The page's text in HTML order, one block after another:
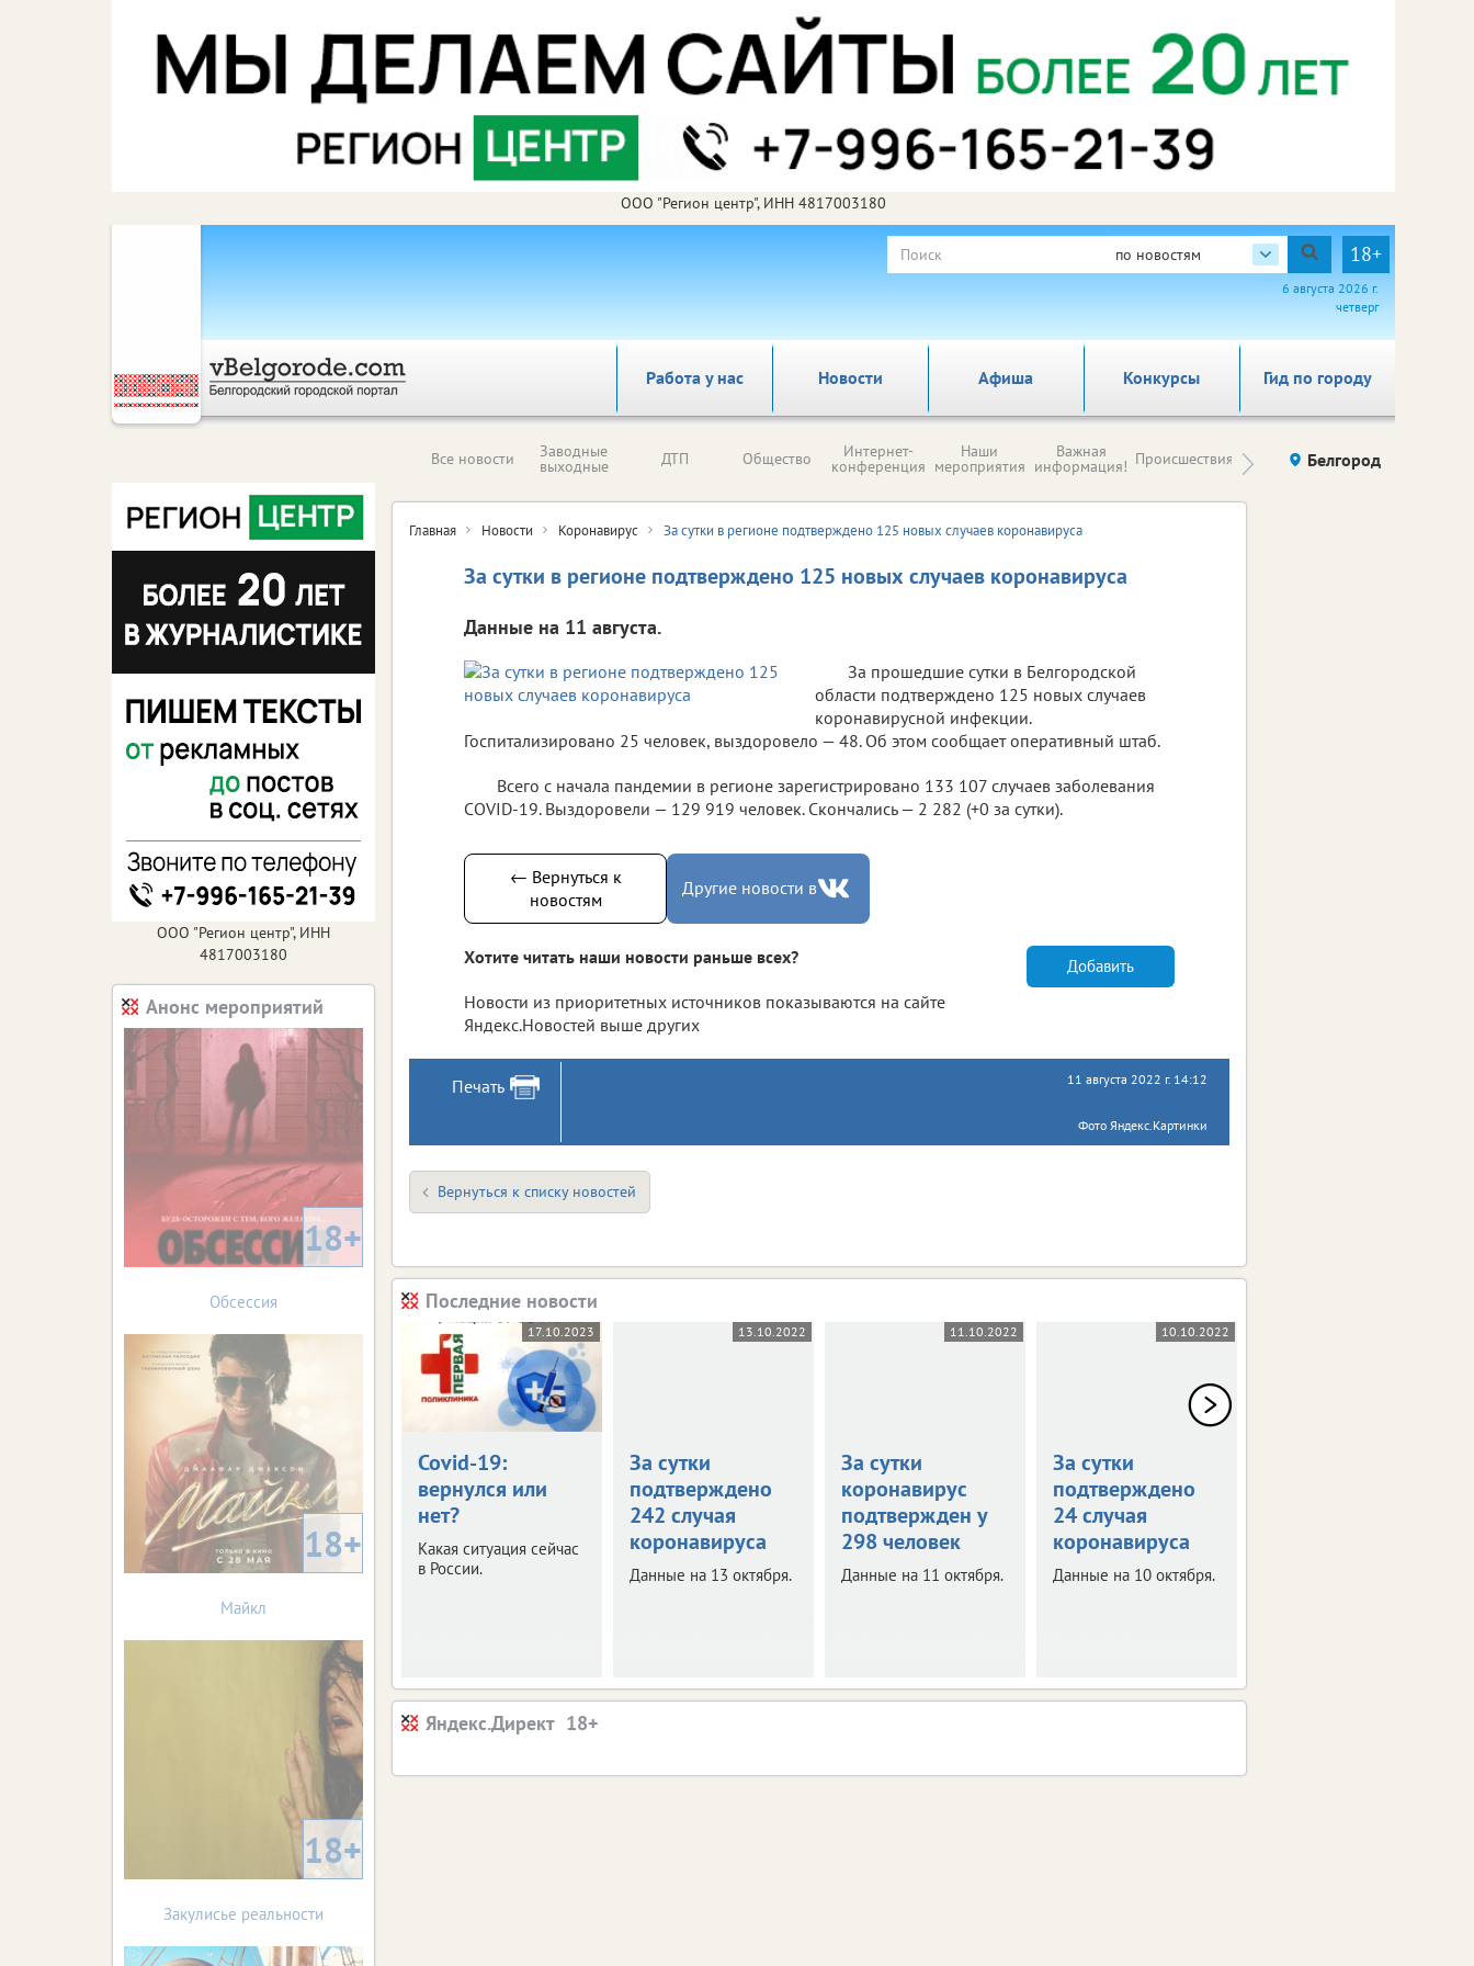
ООО "Регион центр", ИНН 4817003180
по новостям 18+
6 августа 2026 г.
четверг
Работа у нас Новости Афиша Гид по городу
Конкурсы
Все новости Заводные
выходные ДТП Общество Интернет-
конференция
Наши
мероприятия
Важная
информация! Происшествия Здоровье компаний (на
правах
Белгород
Главная Новости Коронавирус За сутки в регионе подтверждено 125 новых случаев коронавируса
За сутки в регионе подтверждено 125 новых случаев коронавируса
Данные на 11 августа.
За прошедшие сутки в Белгородской
области подтверждено 125 новых случаев
коронавирусной инфекции.
Госпитализировано 25 человек, выздоровело — 48. Об этом сообщает оперативный штаб.
Всего с начала пандемии в регионе зарегистрировано 133 107 случаев заболевания
COVID-19. Выздоровели — 129 919 человек. Скончались — 2 282 (+0 за сутки).
← Вернуться к
новостям
Другие новости в
Хотите читать наши новости раньше всех?
Новости из приоритетных источников показываются на сайте
Яндекс.Новостей выше других
Добавить
Печать 11 августа 2022 г. 14:12
Фото Яндекс.Картинки
Вернуться к списку новостей
Последние новости
17.10.2023
Covid-19:
вернулся или
нет?
Какая ситуация сейчас
в России.
13.10.2022
За сутки
подтверждено
242 случая
коронавируса
Данные на 13 октября.
11.10.2022
За сутки
коронавирус
подтвержден у
298 человек
Данные на 11 октября.
10.10.2022
За сутки
подтверждено
24 случая
коронавируса
Данные на 10 октября.
Яндекс.Директ
ООО "Регион центр", ИНН
4817003180
Анонс мероприятий
18+
Обсессия
18+
Майкл
18+
Закулисье реальности